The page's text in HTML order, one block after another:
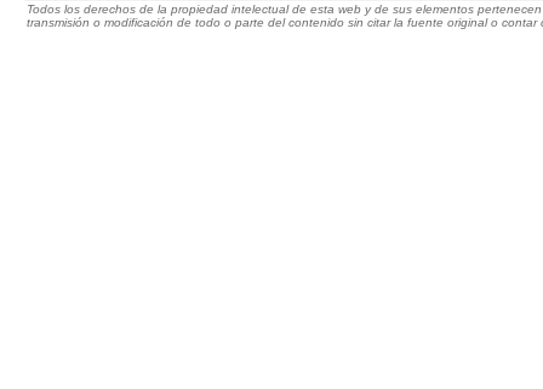
Todos los derechos de la propiedad intelectual de esta web y de sus elementos
transmisión o modificación de todo o parte del contenido sin citar la fuente original o